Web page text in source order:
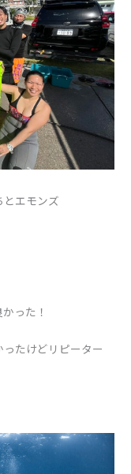
とエモンズ
った！
たけどリピーター